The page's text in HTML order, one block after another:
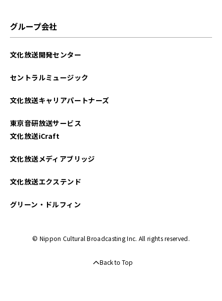
グループ会社
文化放送開発センター
セントラルミュージック
文化放送キャリアパートナーズ
東京音研放送サービス
文化放送iCraft
文化放送メディアブリッジ
文化放送エクステンド
グリーン・ドルフィン
© Nippon Cultural Broadcasting Inc. All rights reserved.
Back to Top